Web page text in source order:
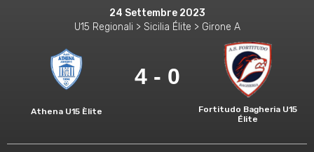
24 Settembre 2023
U15 Regionali > Sicilia Élite > Girone A
Athena U15 Èlite
4 - 0
Fortitudo Bagheria U15
Élite